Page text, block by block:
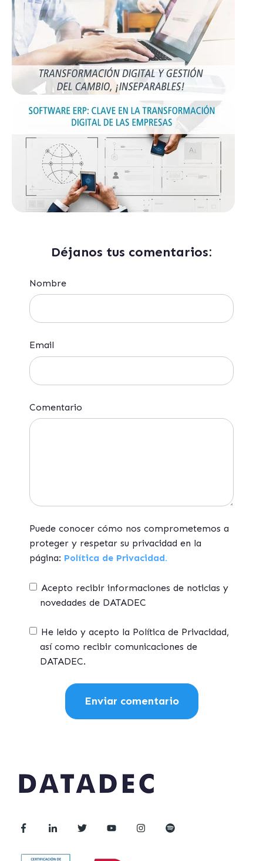
Déjanos tus comentarios:
Nombre
Email
Comentario
Puede conocer cómo nos comprometemos a
proteger y respetar su privacidad en la
página: Política de Privacidad.
Acepto recibir informaciones de noticias y
novedades de DATADEC
He leido y acepto la Política de Privacidad,
así como recibir comunicaciones de
DATADEC.